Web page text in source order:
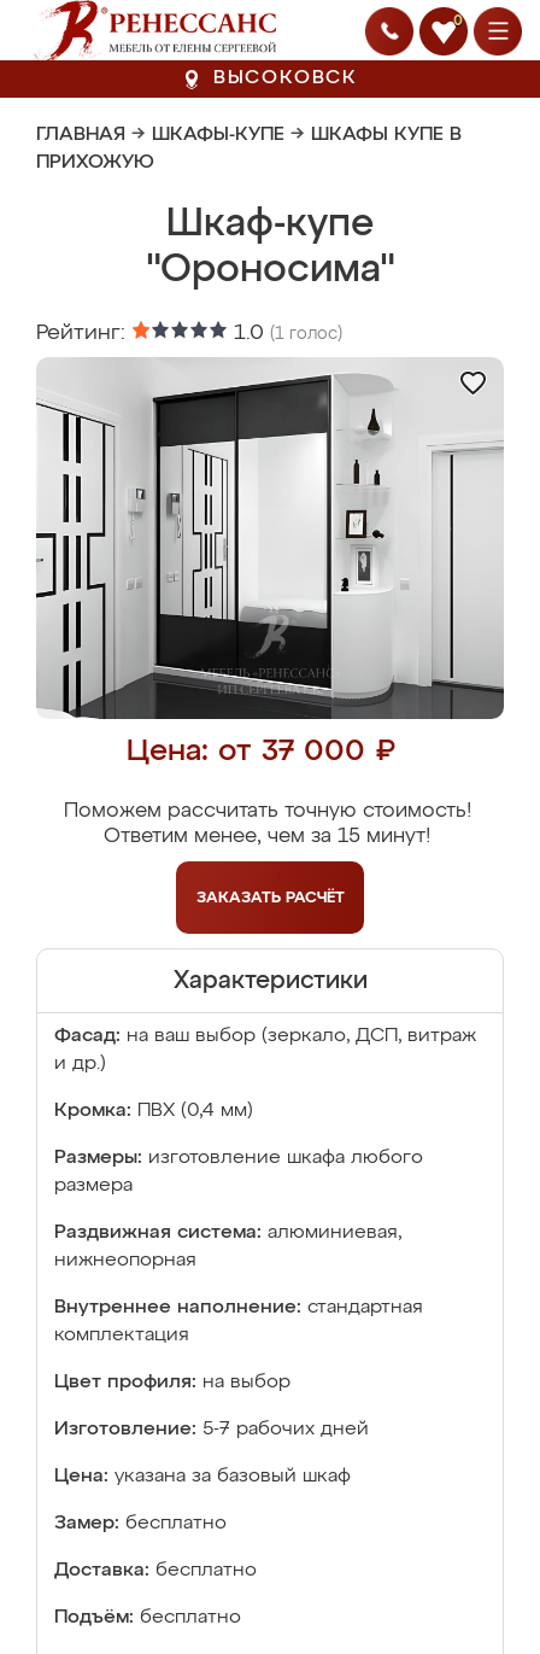
0
ВЫСОКОВСК
ГЛАВНАЯ → ШКАФЫ-КУПЕ → ШКАФЫ КУПЕ В
ПРИХОЖУЮ
Шкаф-купе
"Ороносима"
Рейтинг: 1.0 (1 голос)
Цена: от 37 000 ₽
Поможем рассчитать точную стоимость!
Ответим менее, чем за 15 минут!
ЗАКАЗАТЬ РАСЧЁТ
Характеристики
Фасад: на ваш выбор (зеркало, ДСП, витраж
и др.)
Кромка: ПВХ (0,4 мм)
Размеры: изготовление шкафа любого
размера
Раздвижная система: алюминиевая,
нижнеопорная
Внутреннее наполнение: стандартная
комплектация
Цвет профиля: на выбор
Изготовление: 5-7 рабочих дней
Цена: указана за базовый шкаф
Замер: бесплатно
Доставка: бесплатно
Подъём: бесплатно